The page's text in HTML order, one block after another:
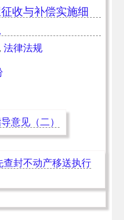
收与补偿实施细
, 法律法规
意见（二）
查封不动产移送执行